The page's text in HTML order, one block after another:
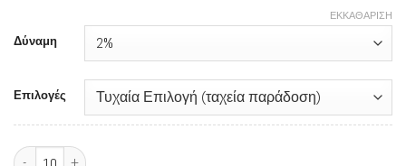
Δύναμη
Επιλογές
ΕΚΚΑΘΆΡΙΣΗ
AIVONO AIM FAT BEAR 80000 PUFFS Triple Tastes Bulk Buy